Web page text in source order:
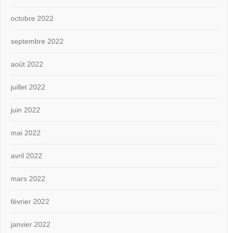
octobre 2022
septembre 2022
août 2022
juillet 2022
juin 2022
mai 2022
avril 2022
mars 2022
février 2022
janvier 2022